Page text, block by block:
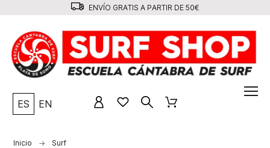
ENVÍO GRATIS A PARTIR DE 50€
ES EN
Inicio Surf